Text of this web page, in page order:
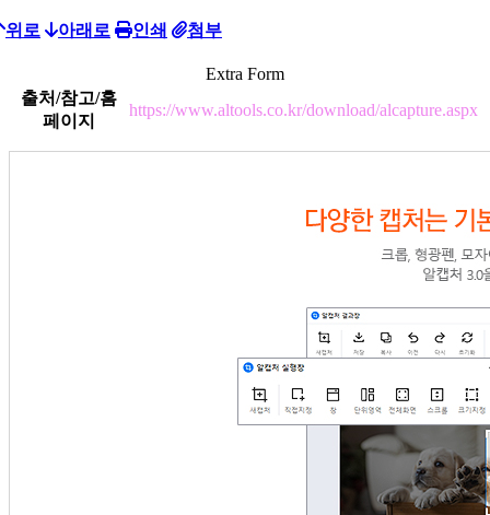
위로 아래로 인쇄 첨부
Extra Form
출처/참고/홈
페이지
https://www.altools.co.kr/download/alcapture.aspx